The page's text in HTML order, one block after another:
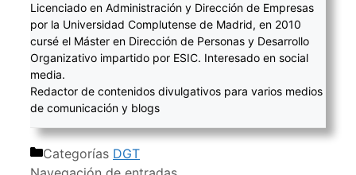
Licenciado en Administración y Dirección de Empresas
por la Universidad Complutense de Madrid, en 2010
cursé el Máster en Dirección de Personas y Desarrollo
Organizativo impartido por ESIC. Interesado en social
media.
Redactor de contenidos divulgativos para varios medios
de comunicación y blogs
Categorías DGT